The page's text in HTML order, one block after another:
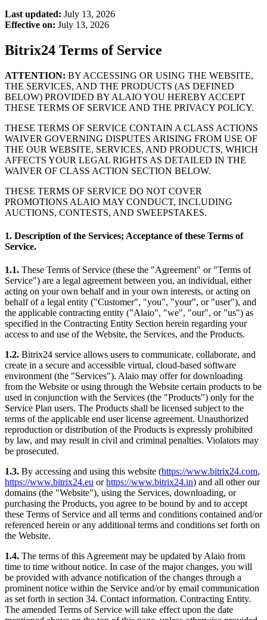
Last updated: July 13, 2026
Effective on: July 13, 2026
Bitrix24 Terms of Service
ATTENTION: BY ACCESSING OR USING THE WEBSITE,
THE SERVICES, AND THE PRODUCTS (AS DEFINED
BELOW) PROVIDED BY ALAIO YOU HEREBY ACCEPT
THESE TERMS OF SERVICE AND THE PRIVACY POLICY.
THESE TERMS OF SERVICE CONTAIN A CLASS ACTIONS
WAIVER GOVERNING DISPUTES ARISING FROM USE OF
THE OUR WEBSITE, SERVICES, AND PRODUCTS, WHICH
AFFECTS YOUR LEGAL RIGHTS AS DETAILED IN THE
WAIVER OF CLASS ACTION SECTION BELOW.
THESE TERMS OF SERVICE DO NOT COVER
PROMOTIONS ALAIO MAY CONDUCT, INCLUDING
AUCTIONS, CONTESTS, AND SWEEPSTAKES.
1. Description of the Services; Acceptance of these Terms of
Service.
1.1. These Terms of Service (these the "Agreement" or "Terms of
Service") are a legal agreement between you, an individual, either
acting on your own behalf and in your own interests, or acting on
behalf of a legal entity ("Customer", "you", "your", or "user"), and
the applicable contracting entity ("Alaio", "we", "our", or "us") as
specified in the Contracting Entity Section herein regarding your
access to and use of the Website, the Services, and the Products.
1.2. Bitrix24 service allows users to communicate, collaborate, and
create in a secure and accessible virtual, cloud-based software
environment (the "Services"). Alaio may offer for downloading
from the Website or using through the Website certain products to be
used in conjunction with the Services (the "Products") only for the
Service Plan users. The Products shall be licensed subject to the
terms of the applicable end user license agreement. Unauthorized
reproduction or distribution of the Products is expressly prohibited
by law, and may result in civil and criminal penalties. Violators may
be prosecuted.
1.3. By accessing and using this website (https://www.bitrix24.com,
https://www.bitrix24.eu orhttps://www.bitrix24.in) and all other our
domains (the "Website"), using the Services, downloading, or
purchasing the Products, you agree to be bound by and to accept
these Terms of Service and all terms and conditions contained and/or
referenced herein or any additional terms and conditions set forth on
the Website.
1.4. The terms of this Agreement may be updated by Alaio from
time to time without notice. In case of the major changes, you will
be provided with advance notification of the changes through a
prominent notice within the Service and/or by email communication
as set forth in section 34. Contact information. Contracting Entity.
The amended Terms of Service will take effect upon the date